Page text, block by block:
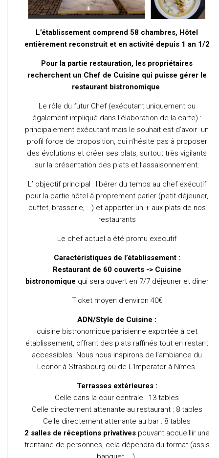
L’établissement comprend 58 chambres, Hôtel
entièrement reconstruit et en activité depuis 1 an 1/2
Pour la partie restauration, les propriétaires
recherchent un Chef de Cuisine qui puisse gérer le
restaurant bistronomique
Le rôle du futur Chef (exécutant uniquement ou
également impliqué dans l’élaboration de la carte) :
principalement exécutant mais le souhait est d’avoir un
profil force de proposition, qui n’hésite pas à proposer
des évolutions et créer ses plats, surtout très vigilants
sur la présentation des plats et l’assaisonnement.
L’ objectif principal : libérer du temps au chef exécutif
pour la partie hôtel à proprement parler (petit déjeuner,
buffet, brasserie, …) et apporter un + aux plats de nos
restaurants
Le chef actuel a été promu executif
Caractéristiques de l’établissement :
Restaurant de 60 couverts -> Cuisine
bistronomique qui sera ouvert en 7/7 déjeuner et dîner
Ticket moyen d’environ 40€
ADN/Style de Cuisine :
cuisine bistronomique parisienne exportée à cet
établissement, offrant des plats raffinés tout en restant
accessibles. Nous nous inspirons de l’ambiance du
Leonor à Strasbourg ou de L’Imperator à Nîmes.
Terrasses extérieures :
Celle dans la cour centrale : 13 tables
Celle directement attenante au restaurant : 8 tables
Celle directement attenante au bar : 8 tables
2 salles de réceptions privativespouvant accueillir une
trentaine de personnes, cela dépendra du format (assis